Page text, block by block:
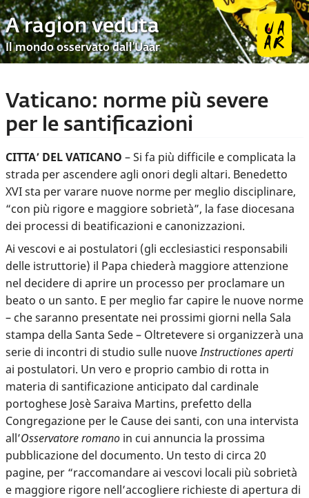
A ragion veduta
Il mondo osservato dall’Uaar
Vaticano: norme più severe
per le santificazioni
CITTA’ DEL VATICANO – Si fa più difficile e complicata la
strada per ascendere agli onori degli altari. Benedetto
XVI sta per varare nuove norme per meglio disciplinare,
“con più rigore e maggiore sobrietà”, la fase diocesana
dei processi di beatificazioni e canonizzazioni.
Ai vescovi e ai postulatori (gli ecclesiastici responsabili
delle istruttorie) il Papa chiederà maggiore attenzione
nel decidere di aprire un processo per proclamare un
beato o un santo. E per meglio far capire le nuove norme
– che saranno presentate nei prossimi giorni nella Sala
stampa della Santa Sede – Oltretevere si organizzerà una
serie di incontri di studio sulle nuoveInstructiones aperti
ai postulatori. Un vero e proprio cambio di rotta in
materia di santificazione anticipato dal cardinale
portoghese Josè Saraiva Martins, prefetto della
Congregazione per le Cause dei santi, con una intervista
all’Osservatore romano in cui annuncia la prossima
pubblicazione del documento. Un testo di circa 20
pagine, per “raccomandare ai vescovi locali più sobrietà
e maggiore rigore nell’accogliere richieste di apertura di